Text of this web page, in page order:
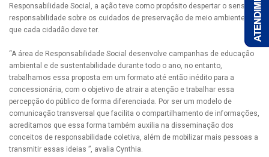
Responsabilidade Social, a ação teve como propósito despertar o senso de
responsabilidade sobre os cuidados de preservação de meio ambiente,
que cada cidadão deve ter.
“A área de Responsabilidade Social desenvolve campanhas de educação
ambiental e de sustentabilidade durante todo o ano, no entanto,
trabalhamos essa proposta em um formato até então inédito para a
concessionária, com o objetivo de atrair a atenção e trabalhar essa
percepção do público de forma diferenciada. Por ser um modelo de
comunicação transversal que facilita o compartilhamento de informações,
acreditamos que essa forma também auxilia na disseminação dos
conceitos de responsabilidade coletiva, além de mobilizar mais pessoas a
transmitir essas ideias ”, avalia Cynthia.